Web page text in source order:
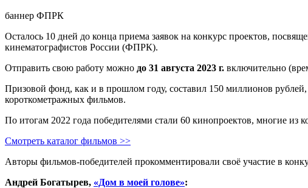
баннер ФПРК
Осталось 10 дней до конца приема заявок на конкурс проектов,
кинематографистов России (ФПРК).
Отправить свою работу можно до 31 августа 2023 г. включительно
Призовой фонд, как и в прошлом году, составил 150 миллионов рублей,
короткометражных фильмов.
По итогам 2022 года победителями стали 60 кинопроектов, многие
Смотреть каталог фильмов >>
Авторы фильмов-победителей прокомментировали своё участие в
Андрей Богатырев, «Дом в моей голове»: